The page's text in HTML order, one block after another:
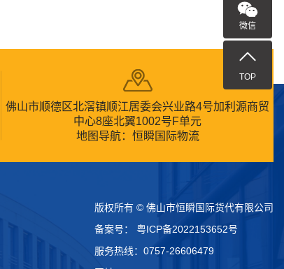
佛山市顺德区北滘镇顺江居委会兴业路4号加利源商贸
中心8座北翼1002号F单元
地图导航：恒瞬国际物流
版权所有 © 佛山市恒瞬国际货代有限公司
备案号： 粤ICP备2022153652号
服务热线：0757-26606479
微信
TOP